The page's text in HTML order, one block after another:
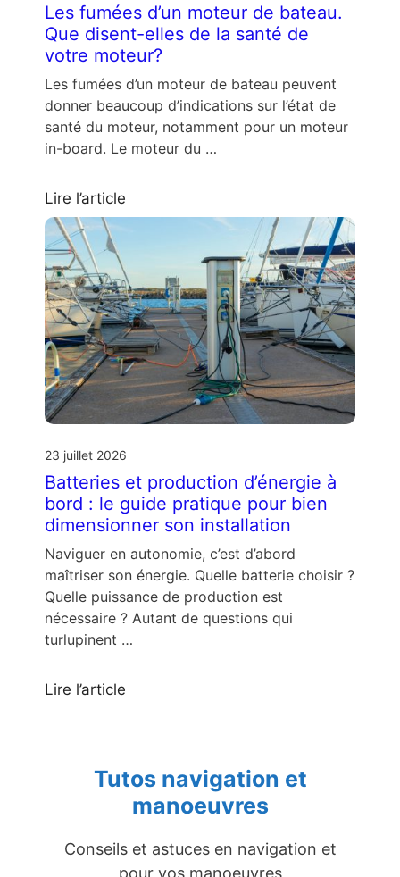
Les fumées d’un moteur de bateau.
Que disent-elles de la santé de
votre moteur?
Les fumées d’un moteur de bateau peuvent
donner beaucoup d’indications sur l’état de
santé du moteur, notamment pour un moteur
in-board. Le moteur du …
Lire l’article
23 juillet 2026
Batteries et production d’énergie à
bord : le guide pratique pour bien
dimensionner son installation
Naviguer en autonomie, c’est d’abord
maîtriser son énergie. Quelle batterie choisir ?
Quelle puissance de production est
nécessaire ? Autant de questions qui
turlupinent …
Lire l’article
Tutos navigation et
manoeuvres
Conseils et astuces en navigation et
pour vos manoeuvres